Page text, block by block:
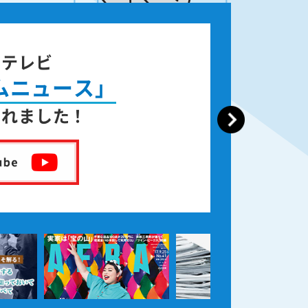
レビ
ュース」
ました！